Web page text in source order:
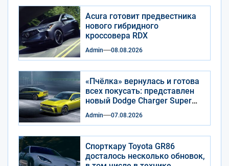
Acura готовит предвестника
нового гибридного
кроссовера RDX
Admin 08.08.2026
«Пчёлка» вернулась и готова
всех покусать: представлен
новый Dodge Charger Super
Bee
Admin 07.08.2026
Спорткару Toyota GR86
досталось несколько обновок,